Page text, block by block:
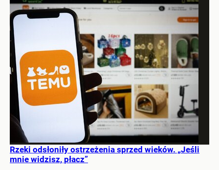
Rzeki odsłoniły ostrzeżenia sprzed wieków. „Jeśli
mnie widzisz, płacz”